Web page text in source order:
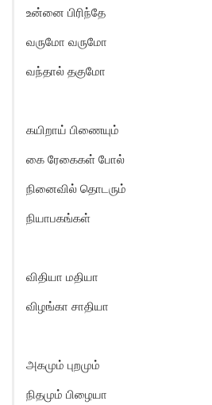
உன்னை பிரிந்தே
வருமோ வருமோ
வந்தால் தகுமோ
கயிறாய் பிணையும்
கை ரேகைகள் போல்
நினைவில் தொடரும்
நியாபகங்கள்
விதியா மதியா
விழங்கா சாதியா
அகமும் புறமும்
நிதமும் பிழையா